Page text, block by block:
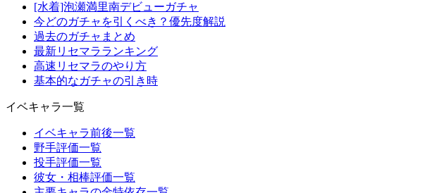
[水着]泡瀬満里南デビューガチャ
今どのガチャを引くべき？優先度解説
過去のガチャまとめ
最新リセマラランキング
高速リセマラのやり方
基本的なガチャの引き時
イベキャラ一覧
イベキャラ前後一覧
野手評価一覧
投手評価一覧
彼女・相棒評価一覧